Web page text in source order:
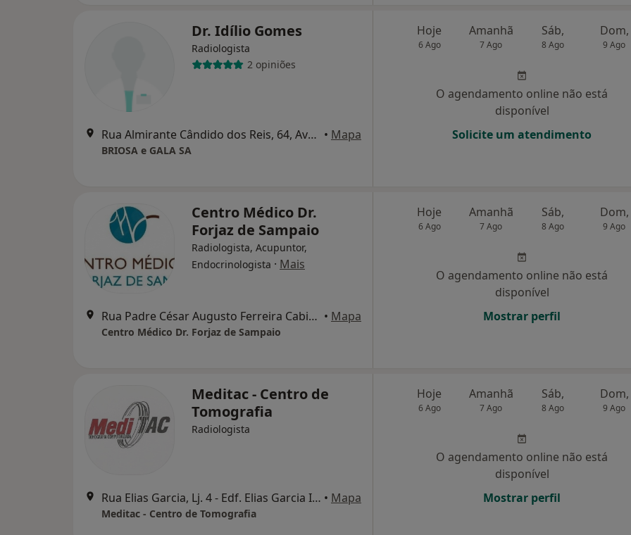
Dr. Idílio Gomes
Radiologista
2 opiniões
Rua Almirante Cândido dos Reis, 64, Aveiro • Mapa
BRIOSA e GALA SA
Hoje
6 Ago
Amanhã
7 Ago
Sáb,
8 Ago
Dom,
9 Ago
O agendamento online não está
disponível
Solicite um atendimento
Centro Médico Dr.
Forjaz de Sampaio
Radiologista, Acupuntor,
Endocrinologista · Mais
Rua Padre César Augusto Ferreira Cabido, - 37, Ponta Delgada • Mapa
Centro Médico Dr. Forjaz de Sampaio
Hoje
6 Ago
Amanhã
7 Ago
Sáb,
8 Ago
Dom,
9 Ago
O agendamento online não está
disponível
Mostrar perfil
Meditac - Centro de
Tomografia
Radiologista
Rua Elias Garcia, Lj. 4 - Edf. Elias Garcia II, Funchal • Mapa
Meditac - Centro de Tomografia
Hoje
6 Ago
Amanhã
7 Ago
Sáb,
8 Ago
Dom,
9 Ago
O agendamento online não está
disponível
Mostrar perfil